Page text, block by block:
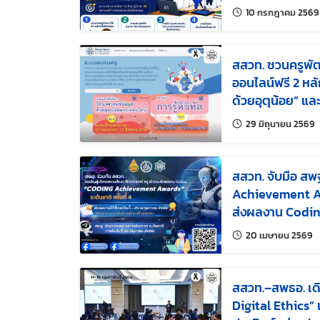
10 กรกฎาคม 2569
สสวท. ชวนครูพั
ออนไลน์ฟรี 2 ห
ด้วยอุตุน้อย” แล
11 ส.ค. 69
29 มิถุนายน 2569
สสวท. จับมือ สพ
Achievement
ส่งผลงาน
ระดับชาติ
20 เมษายน 2569
สสวท.–สพธอ. เ
Digital